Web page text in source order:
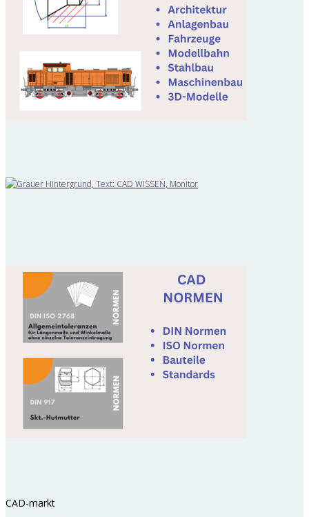
CAD-markt